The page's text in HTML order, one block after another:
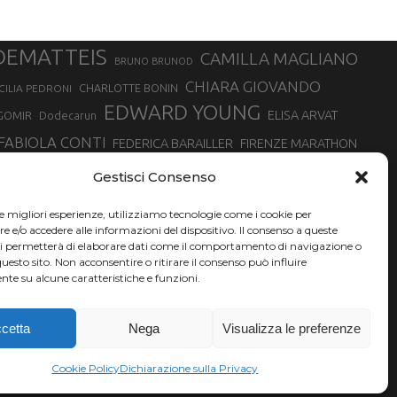
Gestisci Consenso
migliori esperienze, utilizziamo tecnologie come i cookie per
e/o accedere alle informazioni del dispositivo. Il consenso a queste
permetterà di elaborare dati come il comportamento di navigazione o
sito. Non acconsentire o ritirare il consenso può influire
su alcune caratteristiche e funzioni.
Nega Visualizza le preferenze
Cookie PolicyDichiarazione sulla Privacy
BRUNO BRUNOD CAMILLA MAGLIANO
PEDRONI CHARLOTTE BONIN CHIARA GIOVANDO
Dodecarun EDWARD YOUNG ELISA ARVAT
FABIOLA CONTI FEDERICA BARAILLER FIRENZE MARATHON
GIOVANNA EPIS GIULIANO CAVALLO
DI TORINO MARATONINA MARCELLA BELLETTI MARCO OLMO
MONVISO VERTICAL RACE NADIA BATTOCLETTI
BONALDI SILVIA RAMPAZZO
CHEVRIER YEMAN CRIPPA